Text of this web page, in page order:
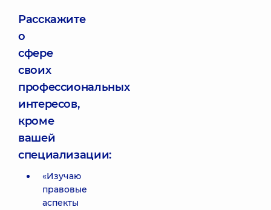
Расскажите
о
сфере
своих
профессиональных
интересов,
кроме
вашей
специализации:
«Изучаю
правовые
аспекты